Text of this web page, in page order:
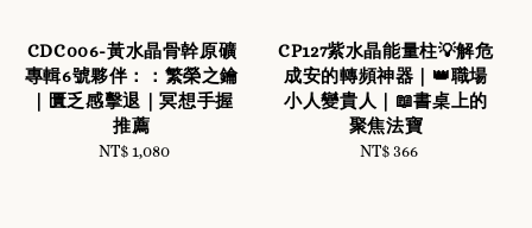
CDC006-黃水晶骨幹原礦
專輯6號夥伴：：繁榮之鑰
｜匱乏感擊退｜冥想手握
推薦
Regular
NT$ 1,080
CP127紫水晶能量柱💡解危
成安的轉頻神器｜👑職場
小人變貴人｜📖書桌上的
聚焦法寶
Regular
NT$ 366